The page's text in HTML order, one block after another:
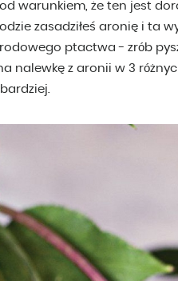
warunkiem, że ten jest
zasadziłeś aronię i ta
ptactwa - zrób
nalewkę z aronii w 3